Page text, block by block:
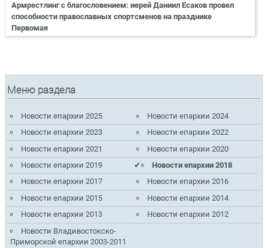
Армрестлинг с благословением: иерей Даниил Есаков провел
способности православных спортсменов на празднике
Первомая
Меню раздела
Новости епархии 2025
Новости епархии 2024
Новости епархии 2023
Новости епархии 2022
Новости епархии 2021
Новости епархии 2020
Новости епархии 2019
Новости епархии 2018
Новости епархии 2017
Новости епархии 2016
Новости епархии 2015
Новости епархии 2014
Новости епархии 2013
Новости епархии 2012
Новости Владивостокско-
Приморской епархии 2003-2011